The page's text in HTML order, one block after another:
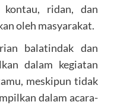
kontau, ridan, dan
oleh masyarakat.
balatindak dan
dalam kegiatan
meskipun tidak
dalam acara-